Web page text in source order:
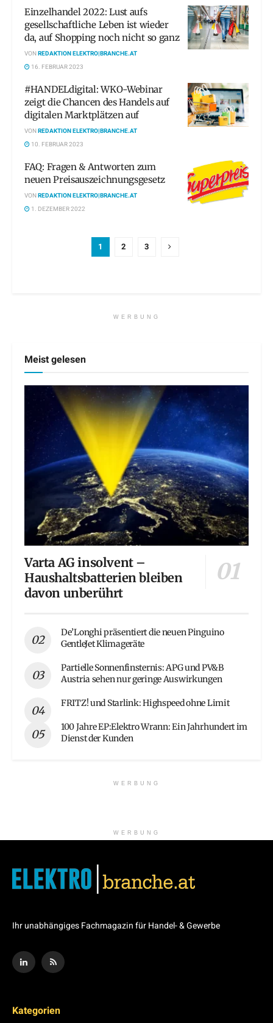
Einzelhandel 2022: Lust aufs
gesellschaftliche Leben ist wieder
da, auf Shopping noch nicht so ganz
VONREDAKTION ELEKTRO|BRANCHE.AT
16. FEBRUAR 2023
#HANDELdigital: WKO-Webinar
zeigt die Chancen des Handels auf
digitalen Marktplätzen auf
VONREDAKTION ELEKTRO|BRANCHE.AT
10. FEBRUAR 2023
FAQ: Fragen & Antworten zum
neuen Preisauszeichnungsgesetz
VONREDAKTION ELEKTRO|BRANCHE.AT
1. DEZEMBER 2022
1 2 3
WERBUNG
Meist gelesen
Varta AG insolvent –
Haushaltsbatterien bleiben
davon unberührt
De’Longhi präsentiert die neuen Pinguino
GentleJet Klimageräte
Partielle Sonnenfinsternis: APG und PV&B
Austria sehen nur geringe Auswirkungen
FRITZ! und Starlink: Highspeed ohne Limit
100 Jahre EP:Elektro Wrann: Ein Jahrhundert im
Dienst der Kunden
WERBUNG
WERBUNG
Ihr unabhängiges Fachmagazin für Handel- & Gewerbe
Kategorien